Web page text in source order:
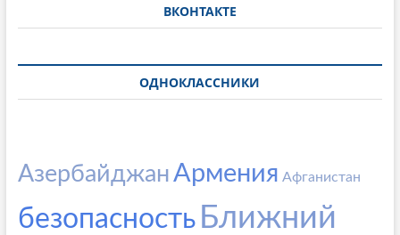
ВКОНТАКТЕ
ОДНОКЛАССНИКИ
АзербайджанАрмения Афганистан
безопасность Ближний